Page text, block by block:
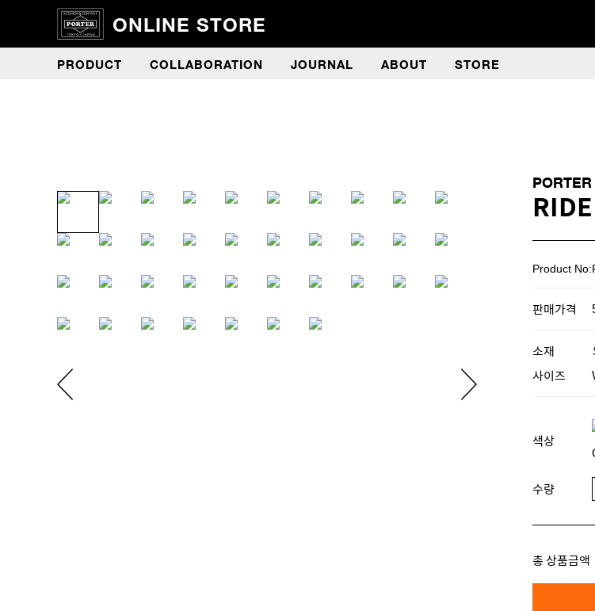
ONLINE STORE
PRODUCT COLLABORATION JOURNAL ABOUT STORE
PORTER
Product
판매가격
소재
사이즈
색상
수량
총 상품금액